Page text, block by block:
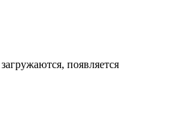
появляется